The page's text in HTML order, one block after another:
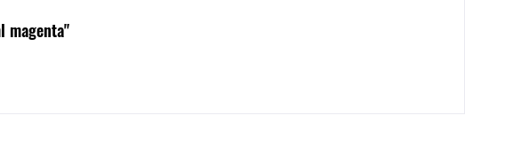
magenta"